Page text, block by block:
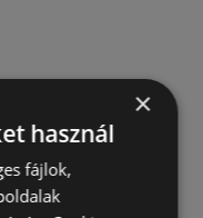
×
használ
fájlok,